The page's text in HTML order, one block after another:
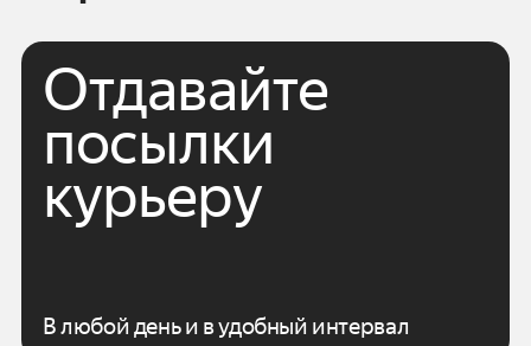
Отдавайте
посылки
курьеру
В любой день и в удобный интервал